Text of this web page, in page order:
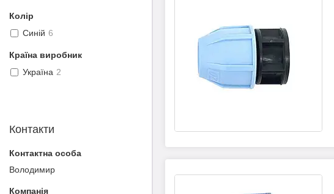
Колір
Синій 6
Країна виробник
Україна 2
Контакти
Володимир